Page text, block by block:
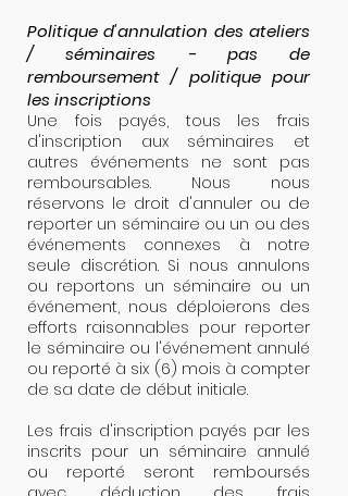
Politique d'annulation des ateliers
/ séminaires - pas de
remboursement / politique pour
les inscriptions
Une fois payés, tous les frais
d'inscription aux séminaires et
autres événements ne sont pas
remboursables. Nous nous
réservons le droit d'annuler ou de
reporter un séminaire ou un ou des
événements connexes à notre
seule discrétion. Si nous annulons
ou reportons un séminaire ou un
événement, nous déploierons des
efforts raisonnables pour reporter
le séminaire ou l'événement annulé
ou reporté à six (6) mois à compter
de sa date de début initiale.
Les frais d'inscription payés par les
inscrits pour un séminaire annulé
ou reporté seront remboursés